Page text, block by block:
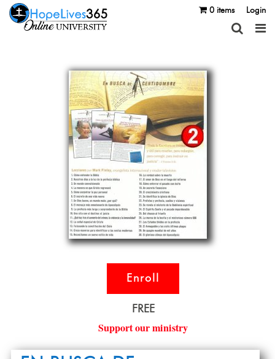
0 items Login
Enroll
FREE
Support our ministry